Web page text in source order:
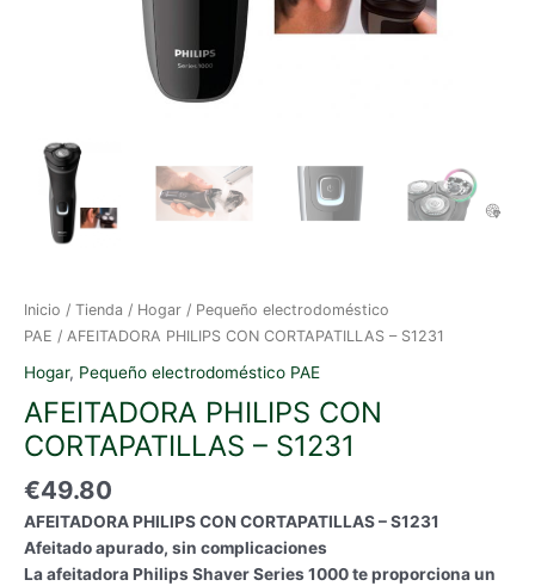
Inicio / Tienda / Hogar / Pequeño electrodoméstico
PAE / AFEITADORA PHILIPS CON CORTAPATILLAS – S1231
Hogar, Pequeño electrodoméstico PAE
AFEITADORA PHILIPS CON
CORTAPATILLAS – S1231
€49.80
AFEITADORA PHILIPS CON CORTAPATILLAS – S1231
Afeitado apurado, sin complicaciones
La afeitadora Philips Shaver Series 1000 te proporciona un